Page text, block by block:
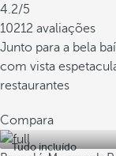
4.2/5
10212 avaliações
Junto para a bela
com vista
restaurantes
Compara
Tudo incluído